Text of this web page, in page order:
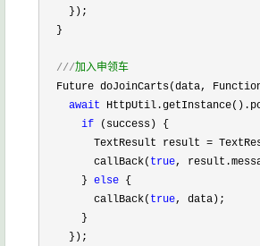
    });
  }
///加入申领车
Future doJoinCarts(data,
await
if (success) {
        TextResult result
=
        callBack(
true,
      }
else {
        callBack(
true, data);
      }
    });